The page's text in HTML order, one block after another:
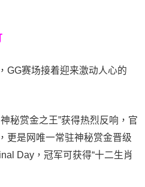
GG赛场接着迎来激动人心的
秘赏金之王”获得热烈反响，官
更是网唯一常驻神秘赏金晋级
Day，冠军可获得“十二生肖